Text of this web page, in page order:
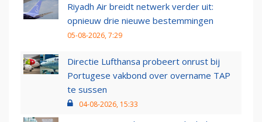
Riyadh Air breidt netwerk verder uit:
opnieuw drie nieuwe bestemmingen
05-08-2026, 7:29
Directie Lufthansa probeert onrust bij
Portugese vakbond over overname TAP
te sussen
04-08-2026, 15:33